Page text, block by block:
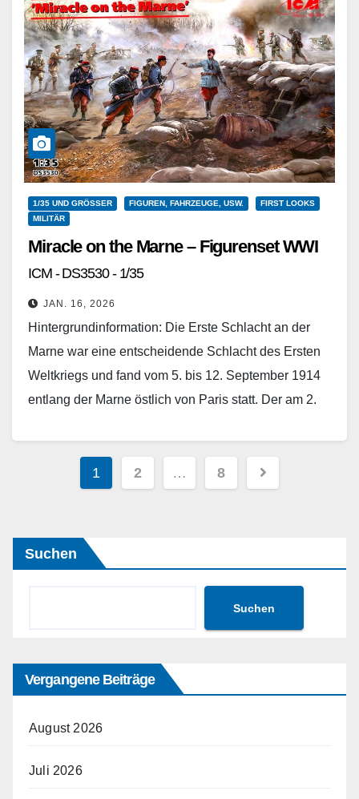
1/35 UND GRÖSSER FIGUREN, FAHRZEUGE, USW.
FIRST LOOKS
MILITÄR
Miracle on the Marne – Figurenset WWI
ICM - DS3530 - 1/35
JAN. 16, 2026
Hintergrundinformation: Die Erste Schlacht an der
Marne war eine entscheidende Schlacht des Ersten
Weltkriegs und fand vom 5. bis 12. September 1914
entlang der Marne östlich von Paris statt. Der am 2.
WeiterlesenSeitennummerierung
der
1 2 … 8
Suchen
Suchen
Vergangene Beiträge
August 2026
Juli 2026